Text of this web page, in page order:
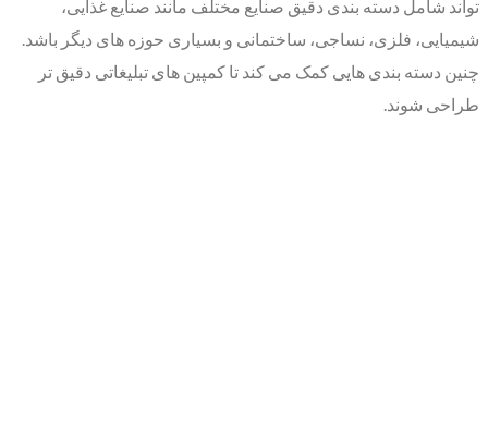
تواند شامل دسته بندی دقیق صنایع مختلف مانند صنایع غذایی،
شیمیایی، فلزی، نساجی، ساختمانی و بسیاری حوزه های دیگر باشد.
چنین دسته بندی هایی کمک می کند تا کمپین های تبلیغاتی دقیق تر
طراحی شوند.